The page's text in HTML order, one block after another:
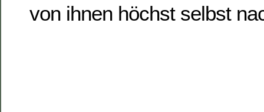
von ihnen höchst selbst